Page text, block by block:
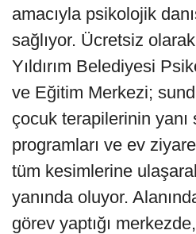
amacıyla psikolojik
sağlıyor. Ücretsiz
Yıldırım Belediyesi
ve Eğitim Merkezi;
çocuk terapilerinin yanı
programları ve ev
tüm kesimlerine
yanında oluyor.
görev yaptığı